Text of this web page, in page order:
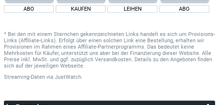
ABO KAUFEN LEIHEN ABO
* Bei den mit einem Sternchen gekennzeichneten Links handelt es sich um Provisions-
Links (Affiliate-Links). Erfolgt über einen solchen Link eine Bestellung, erhalten wir
Provisionen im Rahmen eines Affiliate-Partnerprogramms. Das bedeutet keine
Mehrkosten für Käufer, unterstützt uns aber bei der Finanzierung dieser Website. Alle
Preise inkl. MwSt. und ggf. zuzüglich Versandkosten. Details zu den Angeboten finden
sich auf der jeweiligen Webseite.
Streaming-Daten via JustWatch.